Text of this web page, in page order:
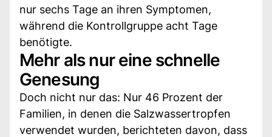
nur sechs Tage an ihren Symptomen,
während die Kontrollgruppe acht Tage
benötigte.
Mehr als nur eine schnelle
Genesung
Doch nicht nur das: Nur 46 Prozent der
Familien, in denen die Salzwassertropfen
verwendet wurden, berichteten davon, dass